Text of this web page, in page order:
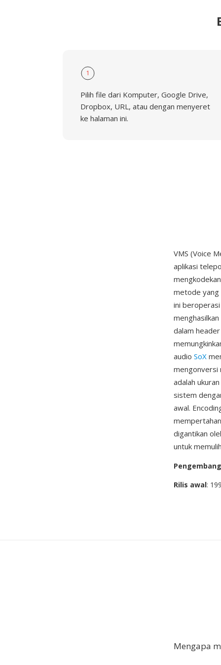
1
Pilih file dari Komputer, Google Drive,
Dropbox, URL, atau dengan menyeret
ke halaman ini.
VMS (Voice
aplikasi
metode yang
ini
dalam
audio SoX
mengonversi
adalah
sistem
awal.
digantikan
untuk
Pengembang
Rilis awal:
Mengapa